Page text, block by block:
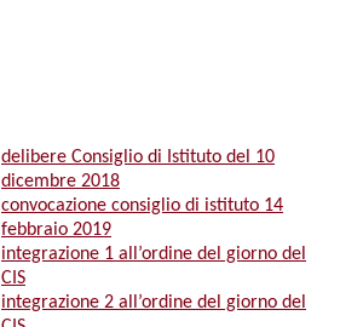
delibere Consiglio di Istituto del 10
dicembre 2018
convocazione consiglio di istituto 14
febbraio 2019
integrazione 1 all’ordine del giorno del
CIS
integrazione 2 all’ordine del giorno del